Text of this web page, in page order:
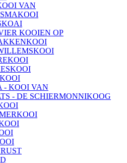
VAN
KOOIEN OP
- KOOI VAN
- DE SCHIERMONNIKOOG